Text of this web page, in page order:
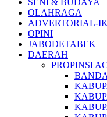
SENI & BUDAYA
OLAHRAGA
ADVERTORIAL-
OPINI
JABODETABEK
DAERAH
PROPINSI